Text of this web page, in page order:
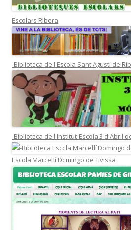
Escolars Ribera
-Biblioteca de l'Escola Sant Agustí de
-Biblioteca de l'Institut-Escola 3 d'Abril
Escola Marcel·lí Domingo de Tivissa